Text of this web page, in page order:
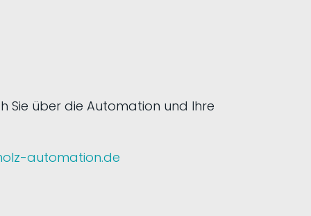
Sie über die Automation und Ihre
automation.de